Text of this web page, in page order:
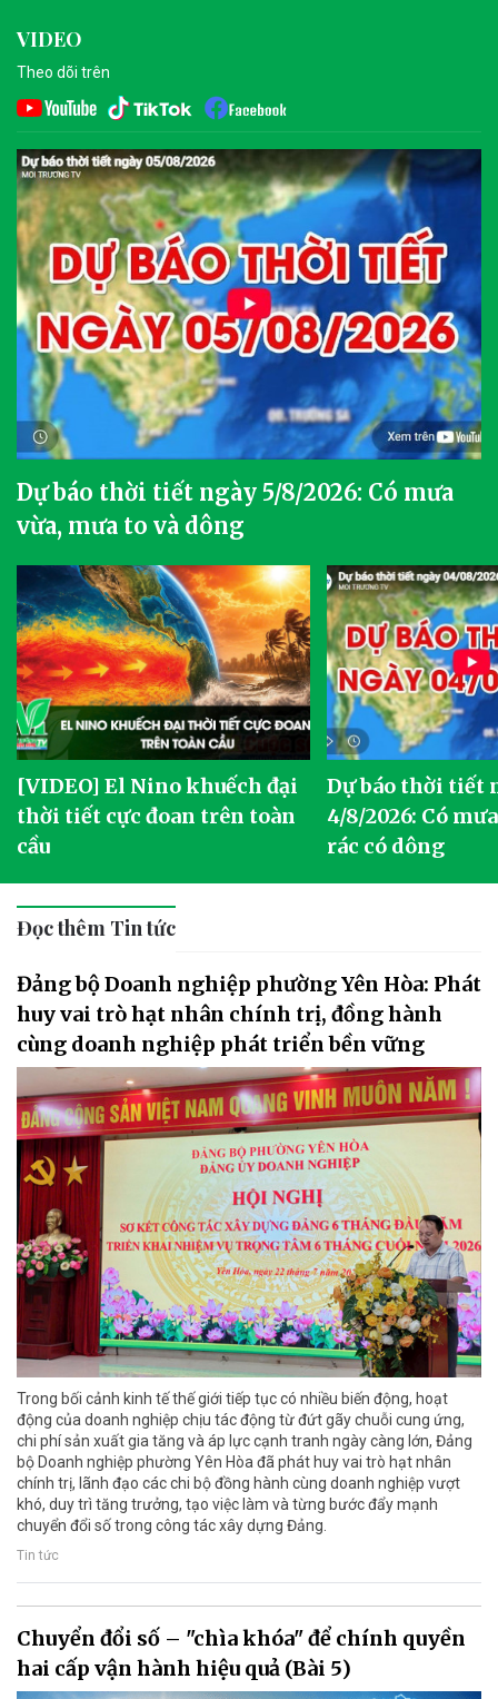
VIDEO
Theo dõi trên
Dự báo thời tiết ngày 5/8/2026: Có mưa
vừa, mưa to và dông
[VIDEO] El Nino khuếch đại
thời tiết cực đoan trên toàn
cầu
Dự báo thời tiết
4/8/2026: Có
rác có dông
Đọc thêm Tin tức
Đảng bộ Doanh nghiệp phường Yên Hòa: Phát
huy vai trò hạt nhân chính trị, đồng hành
cùng doanh nghiệp phát triển bền vững
Trong bối cảnh kinh tế thế giới tiếp tục có nhiều biến động, hoạt
động của doanh nghiệp chịu tác động từ đứt gãy chuỗi cung ứng,
chi phí sản xuất gia tăng và áp lực cạnh tranh ngày càng lớn, Đảng
bộ Doanh nghiệp phường Yên Hòa đã phát huy vai trò hạt nhân
chính trị, lãnh đạo các chi bộ đồng hành cùng doanh nghiệp vượt
khó, duy trì tăng trưởng, tạo việc làm và từng bước đẩy mạnh
chuyển đổi số trong công tác xây dựng Đảng.
Tin tức
Chuyển đổi số – "chìa khóa" để chính quyền
hai cấp vận hành hiệu quả (Bài 5)